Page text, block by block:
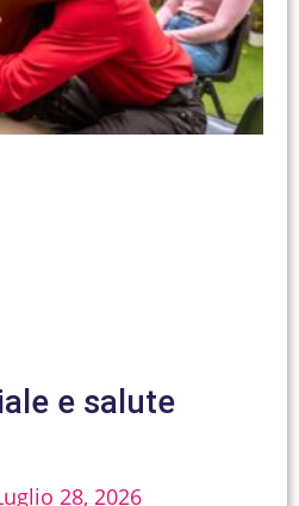
e salute
28, 2026